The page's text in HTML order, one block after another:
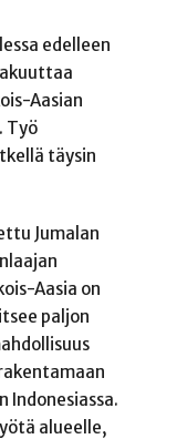
edelleen
Aasian
Työ
täysin
Jumalan
Aasia on
paljon
Indonesiassa.
alueelle,